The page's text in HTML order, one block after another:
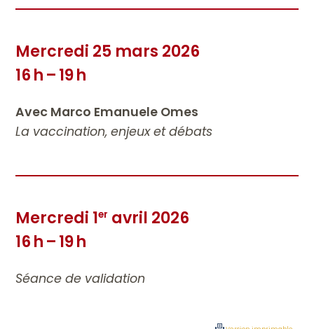
Mercredi 25 mars 2026
16 h – 19 h
Avec Marco Emanuele Omes
La vaccination, enjeux et débats
Mercredi 1er avril 2026
16 h – 19 h
Séance de validation